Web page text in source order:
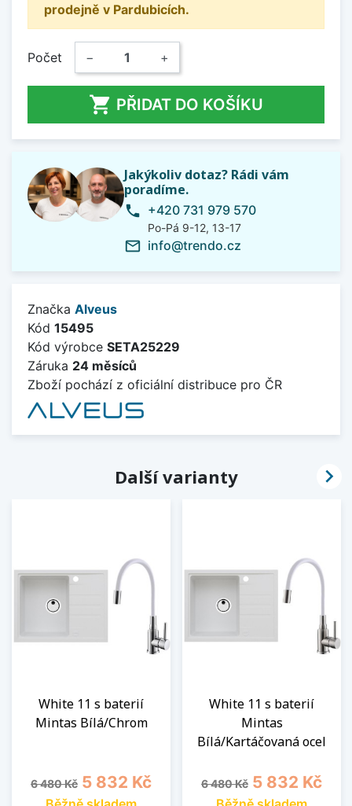
prodejně v Pardubicích.
Počet − +
 PŘIDAT DO KOŠÍKU
Jakýkoliv dotaz? Rádi vám
poradíme.
phone +420 731 979 570
Po-Pá 9-12, 13-17
mail_outline info@trendo.cz
Značka Alveus
Kód 15495
Kód výrobce SETA25229
Záruka 24 měsíců
Zboží pochází z oficiální distribuce pro ČR
Další varianty
White 11 s baterií
Mintas Bílá/Chrom
Běžná cena
6 480 Kč Cena
5 832 Kč
White 11 s baterií
Mintas
Bílá/Kartáčovaná ocel
Běžná cena
6 480 Kč Cena
5 832 Kč
